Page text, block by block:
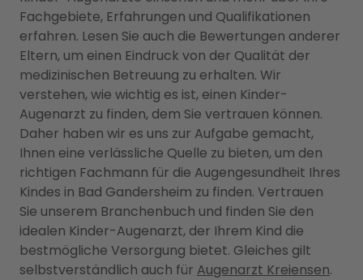
Fachgebiete, Erfahrungen und Qualifikationen
erfahren. Lesen Sie auch die Bewertungen anderer
Eltern, um einen Eindruck von der Qualität der
medizinischen Betreuung zu erhalten. Wir
verstehen, wie wichtig es ist, einen Kinder-
Augenarzt zu finden, dem Sie vertrauen können.
Daher haben wir es uns zur Aufgabe gemacht,
Ihnen eine verlässliche Quelle zu bieten, um den
richtigen Fachmann für die Augengesundheit Ihres
Kindes in Bad Gandersheim zu finden. Vertrauen
Sie unserem Branchenbuch und finden Sie den
idealen Kinder-Augenarzt, der Ihrem Kind die
bestmögliche Versorgung bietet. Gleiches gilt
selbstverständlich auch für Augenarzt Kreiensen.